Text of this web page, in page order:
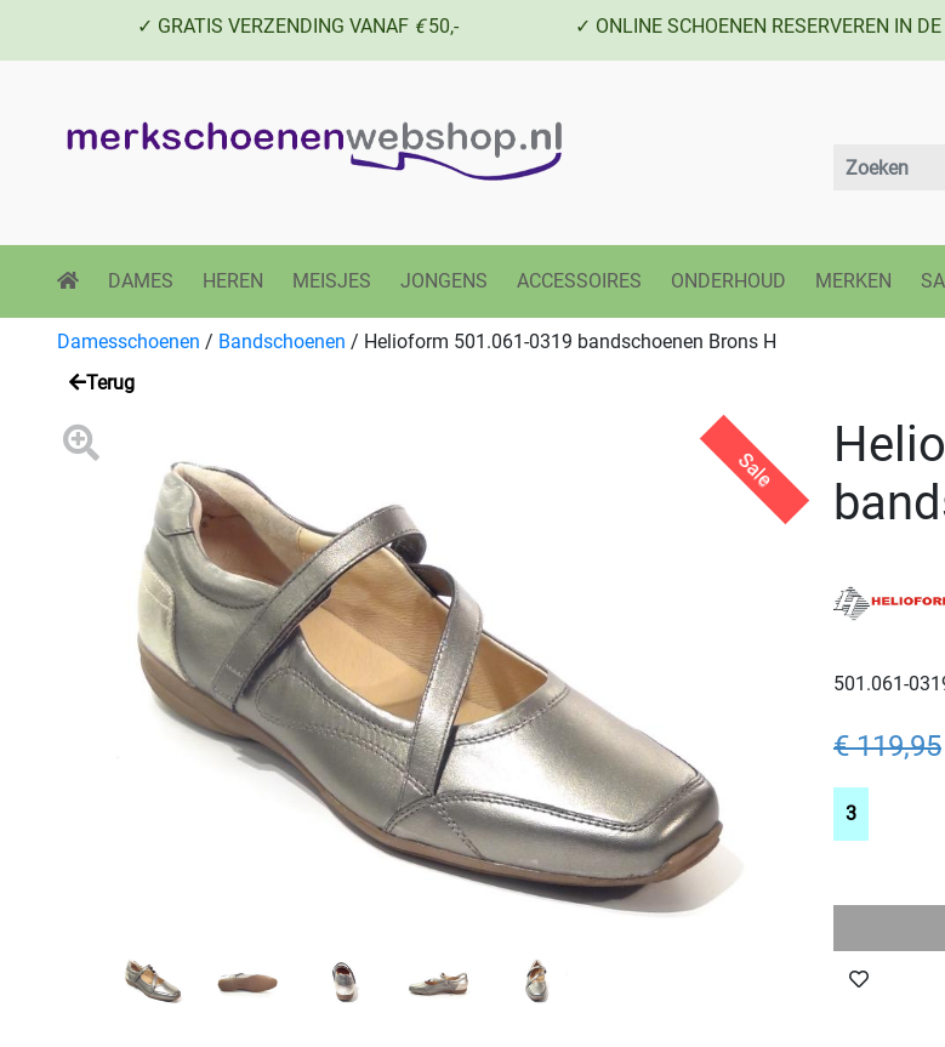
✓ GRATIS VERZENDING VANAF €50,- ✓ ONLINE SCHOENEN RESERVEREN IN
DAMES HEREN MEISJES JONGENS ACCESSOIRES ONDERHOUD MERKEN
Damesschoenen / Bandschoenen / Helioform 501.061-0319 bandschoenen Brons H
Terug
Sale
501.061-
€ 119,95
3